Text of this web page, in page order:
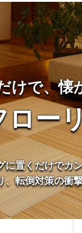
けで、
ロー
に置くだけでカ
転倒対策の衝